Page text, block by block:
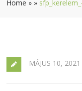
Home » »
MÁJUS 10, 2021